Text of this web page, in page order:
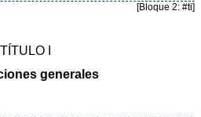
[Bloque 2: #ti]
TÍTULO I
generales